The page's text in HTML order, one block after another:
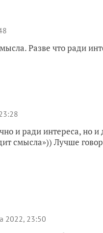
Разве что ради
и ради интереса, но и
смысла»)) Лучше
2022, 23:50